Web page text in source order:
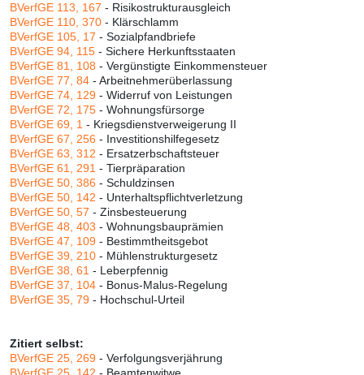
BVerfGE 113, 167 - Risikostrukturausgleich
BVerfGE 110, 370 - Klärschlamm
BVerfGE 105, 17 - Sozialpfandbriefe
BVerfGE 94, 115 - Sichere Herkunftsstaaten
BVerfGE 81, 108 - Vergünstigte Einkommensteuer
BVerfGE 77, 84 - Arbeitnehmerüberlassung
BVerfGE 74, 129 - Widerruf von Leistungen
BVerfGE 72, 175 - Wohnungsfürsorge
BVerfGE 69, 1 - Kriegsdienstverweigerung II
BVerfGE 67, 256 - Investitionshilfegesetz
BVerfGE 63, 312 - Ersatzerbschaftsteuer
BVerfGE 61, 291 - Tierpräparation
BVerfGE 50, 386 - Schuldzinsen
BVerfGE 50, 142 - Unterhaltspflichtverletzung
BVerfGE 50, 57 - Zinsbesteuerung
BVerfGE 48, 403 - Wohnungsbauprämien
BVerfGE 47, 109 - Bestimmtheitsgebot
BVerfGE 39, 210 - Mühlenstrukturgesetz
BVerfGE 38, 61 - Leberpfennig
BVerfGE 37, 104 - Bonus-Malus-Regelung
BVerfGE 35, 79 - Hochschul-Urteil
Zitiert selbst:
BVerfGE 25, 269 - Verfolgungsverjährung